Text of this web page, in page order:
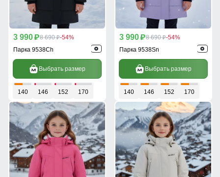
3 990 p8 690 p-54%
Парка 9538Ch
Выбрать размер
140 146 152 170
3 990 p8 690 p-54%
Парка 9538Sn
Выбрать размер
140 146 152 170